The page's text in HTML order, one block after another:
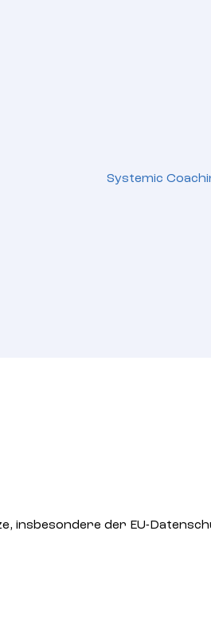
Systemic
insbesondere der EU-